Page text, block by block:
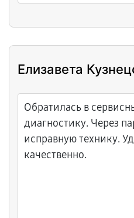
Елизавета
Обратилась в
диагностику. Через
исправную технику.
качественно.